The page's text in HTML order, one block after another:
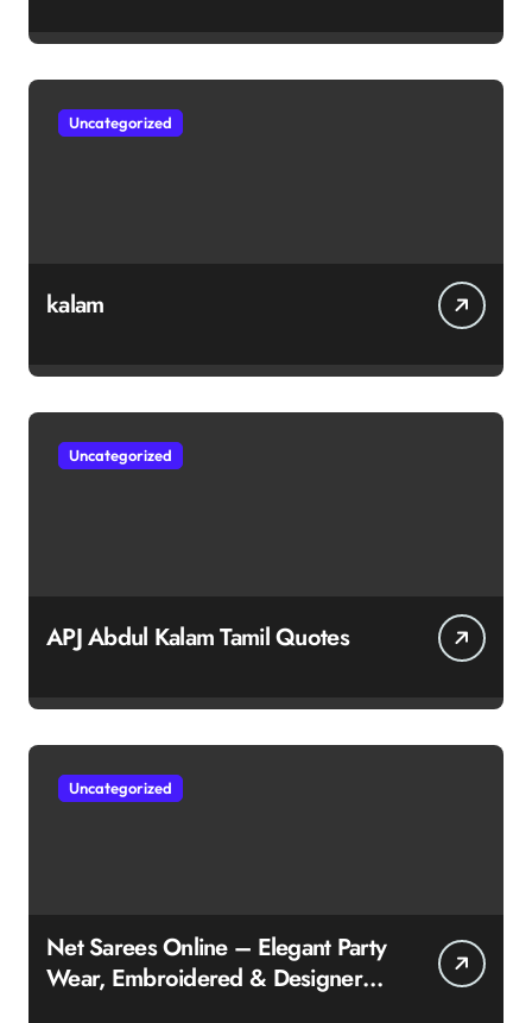
ஊக்கமளிக்கும் வாசகங்கள்
Uncategorized
kalam
Uncategorized
APJ Abdul Kalam Tamil Quotes
Uncategorized
Net Sarees Online – Elegant Party
Wear, Embroidered & Designer